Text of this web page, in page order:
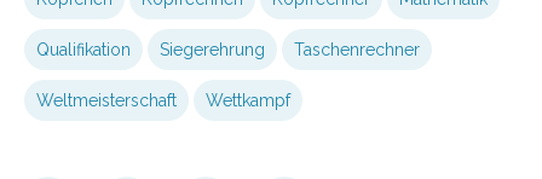
Qualifikation Siegerehrung Taschenrechner
Weltmeisterschaft Wettkampf